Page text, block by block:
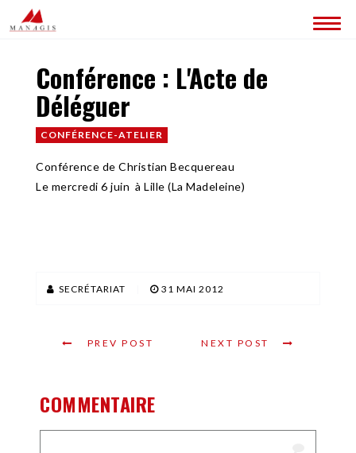
QUI SOMMES-NOUS ?
Conférence : L'Acte de
Déléguer
CONFÉRENCE-ATELIER
Conférence de Christian Becquereau
Le mercredi 6 juin à Lille (La Madeleine)
SECRÉTARIAT 31 MAI 2012
PREV POST NEXT POST
COMMENTAIRE